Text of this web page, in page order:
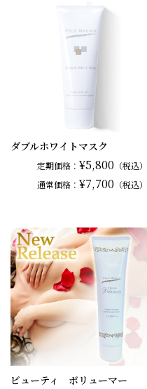
ダブルホワイトマスク
定期価格：¥5,800 （税込）
通常価格：¥7,700 （税込）
ビューティ ボリューマー